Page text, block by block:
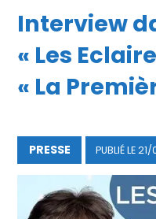
Interview
« Les
« La
PRESSE PUBLIÉ LE21/